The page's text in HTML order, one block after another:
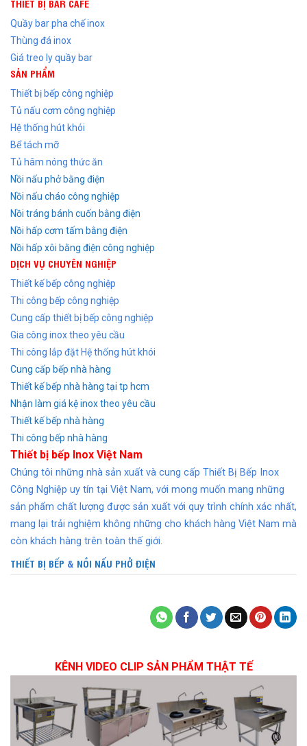
THIẾT BỊ BAR CAFE
Quầy bar pha chế inox
Thùng đá inox
Giá treo ly quầy bar
SẢN PHẨM
Thiết bị bếp công nghiệp
Tủ nấu cơm công nghiệp
Hệ thống hút khói
Bể tách mỡ
Tủ hâm nóng thức ăn
Nồi nấu phở bằng điện
Nồi nấu cháo công nghiệp
Nồi tráng bánh cuốn bằng điện
Nồi hấp cơm tấm bằng điện
Nồi hấp xôi bằng điện công nghiệp
DỊCH VỤ CHUYÊN NGHIỆP
Thiết kế bếp công nghiệp
Thi công bếp công nghiệp
Cung cấp thiết bị bếp công nghiệp
Gia công inox theo yêu cầu
Thi công lắp đặt Hệ thống hút khói
Cung cấp bếp nhà hàng
Thiết kế bếp nhà hàng tại tp hcm
Nhận làm giá kệ inox theo yêu cầu
Thiết kế bếp nhà hàng
Thi công bếp nhà hàng
Thiết bị bếp Inox Việt Nam
Chúng tôi những nhà sản xuất và cung cấp Thiết Bị Bếp Inox
Công Nghiệp uy tín tại Việt Nam, với mong muốn mang những
sản phẩm chất lượng được sản xuất với quy trình chính xác nhất,
mang lại trải nghiệm không những cho khách hàng Việt Nam mà
còn khách hàng trên toàn thế giới.
THIẾT BỊ BẾP & NỒI NẤU PHỞ ĐIỆN
KÊNH VIDEO CLIP SẢN PHẨM THẬT TẾ